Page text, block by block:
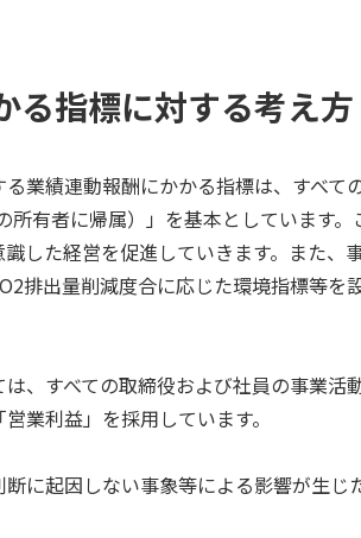
る指標に対する考え方
業績連動報酬にかかる指標は、すべ
所有者に帰属）」を基本としています
した経営を促進していきます。また
排出量削減度合に応じた環境指標等
、すべての取締役および社員の事業
業利益」を採用しています。
に起因しない事象等による影響が生じ